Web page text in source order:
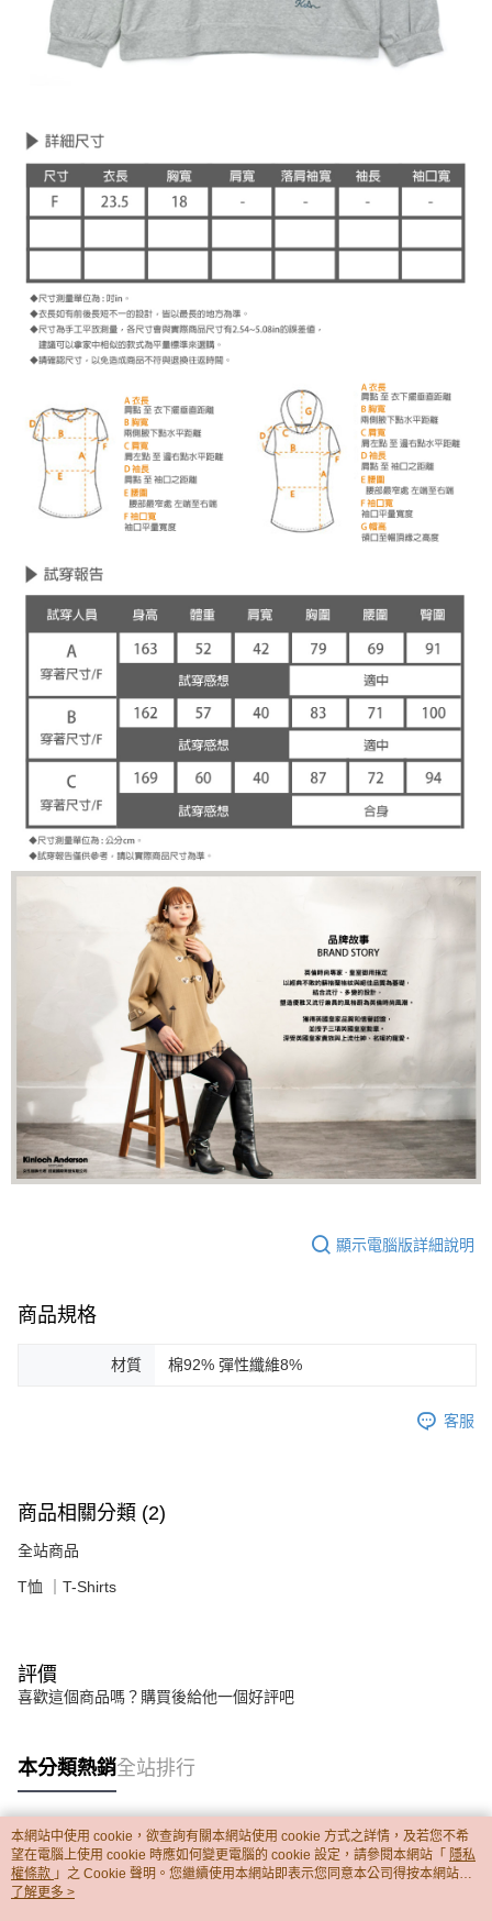
顯示電腦版詳細說明
商品規格
材質 棉92% 彈性纖維8%
客服
商品相關分類 (2)
全站商品
T恤 ｜T-Shirts
評價
喜歡這個商品嗎？購買後給他一個好評吧
本分類熱銷全站排行
熱門標籤
本網站中使用 cookie，欲查詢有關本網站使用 cookie 方式之詳情，及若您不希
望在電腦上使用 cookie 時應如何變更電腦的 cookie 設定，請參閱本網站「 隱私
權條款 」之 Cookie 聲明。您繼續使用本網站即表示您同意本公司得按本網站使
用條款之 Cookie 聲明使用 cookie。
了解更多 >